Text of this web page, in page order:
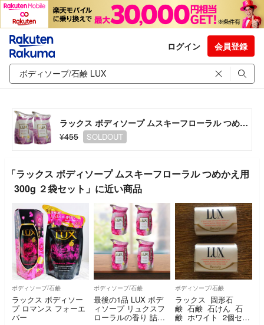
ログイン 会員登録
ラックス ボディソープ ムスキーフローラル つめかえ用 300g ２袋セット
¥455
SOLDOUT
「ラックス ボディソープ ムスキーフローラル つめかえ用
300g ２袋セット」に近い商品
ボディソープ/石鹸
ラックス ボディソー
プ ロマンス フォーエ
バー
ボディソープ/石鹸
最後の1品 LUX ボデ
ィソープ リュクスフ
ローラルの香り 詰替3
ボディソープ/石鹸
ラックス 固形石
鹸 石鹸 石けん 石
鹸 ホワイト 2個セッ